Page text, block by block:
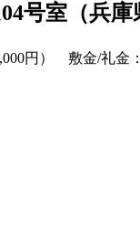
号室（兵庫
円） 敷金/礼金：